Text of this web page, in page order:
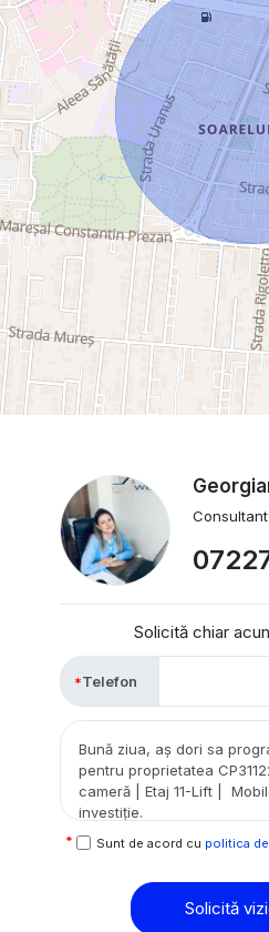
Solicită chiar
Telefon
Sunt de acord cu politica
Solicită